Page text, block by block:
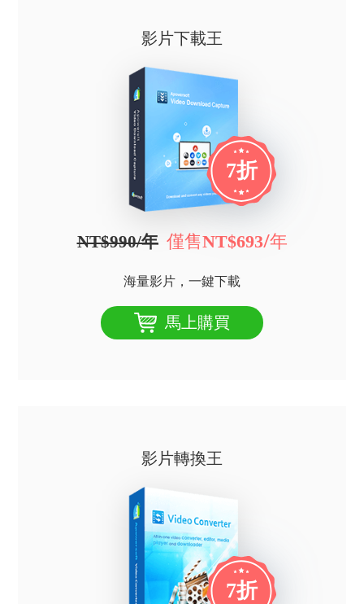
影片下載王
7折
NT$990/年 僅售NT$693/年
海量影片，一鍵下載
馬上購買
影片轉換王
7折